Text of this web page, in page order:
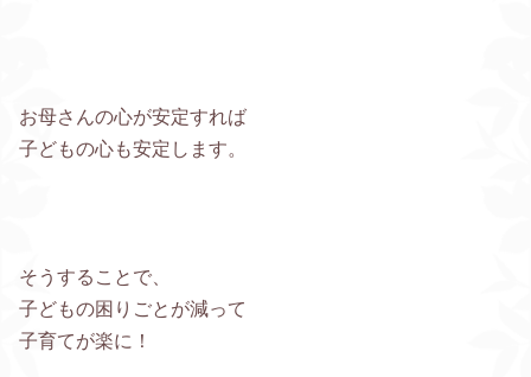
お母さんの心が安定すれば
子どもの心も安定します。
そうすることで、
子どもの困りごとが減って
子育てが楽に！